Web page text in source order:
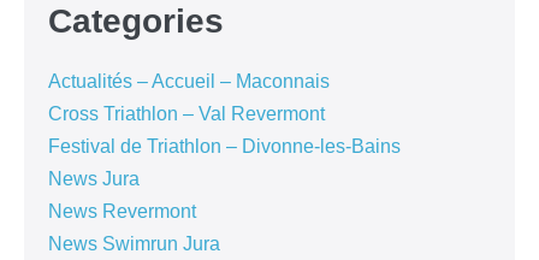
Categories
Actualités – Accueil – Maconnais
Cross Triathlon – Val Revermont
Festival de Triathlon – Divonne-les-Bains
News Jura
News Revermont
News Swimrun Jura